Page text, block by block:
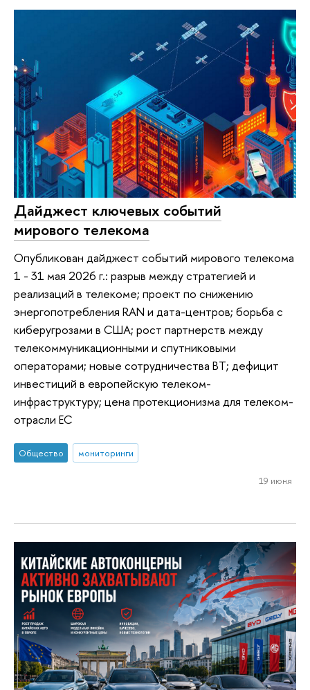
Дайджест ключевых событий
мирового телекома
Опубликован дайджест событий мирового телекома
1 - 31 мая 2026 г.: разрыв между стратегией и
реализаций в телекоме; проект по снижению
энергопотребления RAN и дата-центров; борьба с
киберугрозами в США; рост партнерств между
телекоммуникационными и спутниковыми
операторами; новые сотрудничества BT; дефицит
инвестиций в европейскую телеком-
инфраструктуру; цена протекционизма для телеком-
отрасли ЕС
Общество мониторинги
19 июня